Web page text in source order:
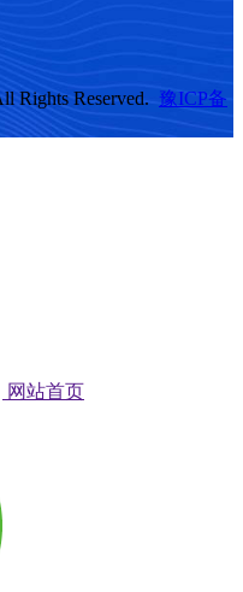
Rights Reserved. 豫ICP备
网站首页